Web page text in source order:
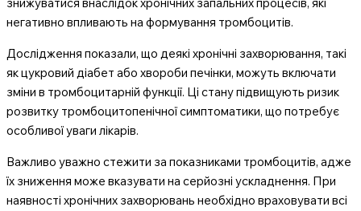
негативно впливають на формування тромбоцитів.
Дослідження показали, що деякі хронічні захворювання, такі
як цукровий діабет або хвороби печінки, можуть включати
зміни в тромбоцитарній функції. Ці стану підвищують ризик
розвитку тромбоцитопенічної симптоматики, що потребує
особливої уваги лікарів.
Важливо уважно стежити за показниками тромбоцитів, адже
їх зниження може вказувати на серйозні ускладнення. При
наявності хронічних захворювань необхідно враховувати всі